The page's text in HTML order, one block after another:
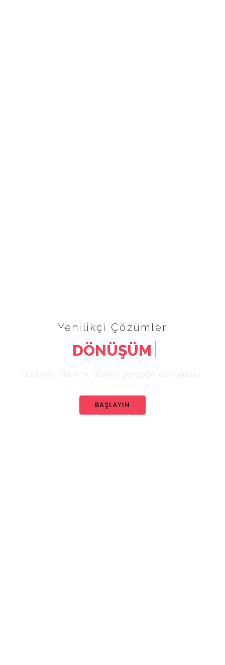
Yenilikçi Çözümler
DÖNÜŞÜM
BAŞLAYIN